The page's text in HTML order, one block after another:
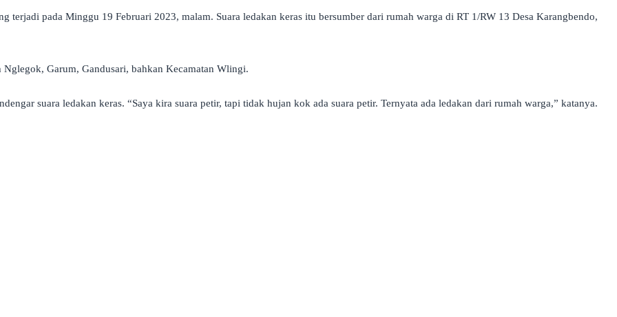
terjadi pada Minggu 19 Februari 2023, malam. Suara ledakan keras itu bersumber dari rumah warga di RT 1/RW 13 Desa Karangbendo,
Nglegok, Garum, Gandusari, bahkan Kecamatan Wlingi.
suara ledakan keras. “Saya kira suara petir, tapi tidak hujan kok ada suara petir. Ternyata ada ledakan dari rumah warga,” katanya.